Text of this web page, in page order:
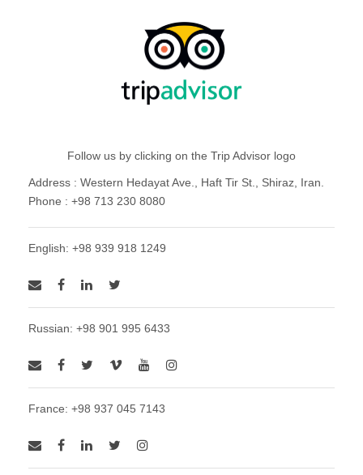
Follow us by clicking on the Trip Advisor logo
Address : Western Hedayat Ave., Haft Tir St., Shiraz, Iran.
Phone : +98 713 230 8080
English: +98 939 918 1249
Russian: +98 901 995 6433
France: +98 937 045 7143